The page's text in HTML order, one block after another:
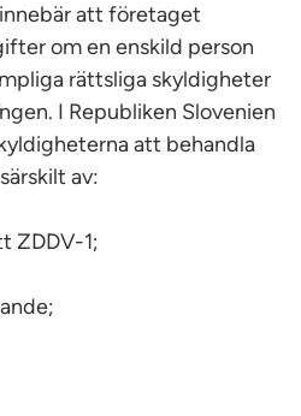
att företaget
om en enskild person
rättsliga skyldigheter
I Republiken Slovenien
att behandla
av:
ZDDV-1;